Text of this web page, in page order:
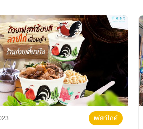
เฟสท์ไกด์